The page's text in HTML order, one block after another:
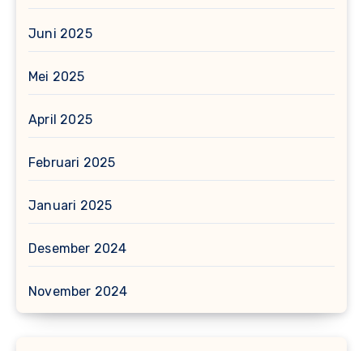
Juni 2025
Mei 2025
April 2025
Februari 2025
Januari 2025
Desember 2024
November 2024